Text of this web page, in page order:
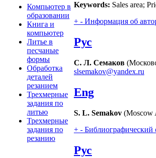
Компьютер в
образовании
Книга и
компьютер
Литье в
песчаные
формы
Обработка
деталей
резанием
Трехмерные
задания по
литью
Трехмерные
задания по
резанию
Keywords: Sales area;
+ - Информация об
Рус
С. Л. Семаков
slsemakov@yandex.ru
Eng
S. L. Semakov (Moscow
+ - Библиографический
Рус